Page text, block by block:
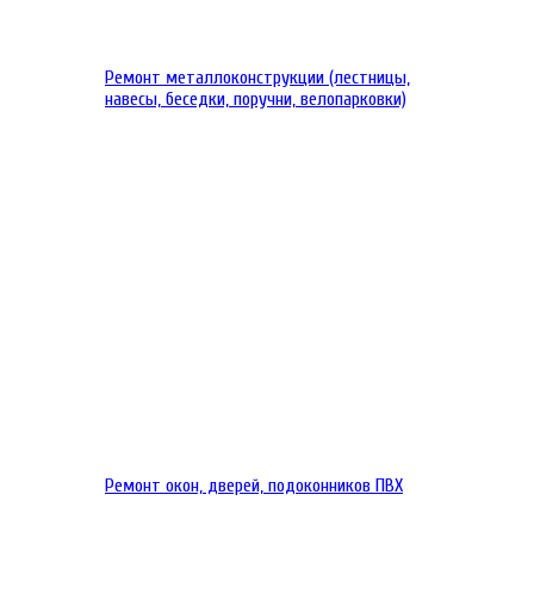
Ремонт металлоконструкции (лестницы,
навесы, беседки, поручни, велопарковки)
Ремонт окон, дверей, подоконников ПВХ